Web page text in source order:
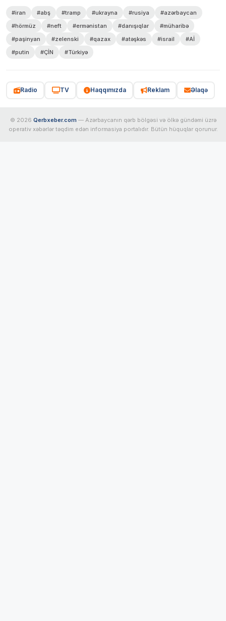
#iran #abş #tramp #ukrayna #rusiya
#azərbaycan
#hörmüz
#neft #ermənistan #danışıqlar
#müharibə
#paşinyan
#zelenski #qazax #atəşkəs #israil
#Aİ
#putin
#ÇİN #Türkiyə
Radio TV Haqqımızda Reklam Əlaqə
© 2026 Qerbxeber.com — Azərbaycanın qərb bölgəsi və ölkə gündəmi üzrə
operativ xəbərlər təqdim edən informasiya portalıdır. Bütün hüquqlar qorunur.